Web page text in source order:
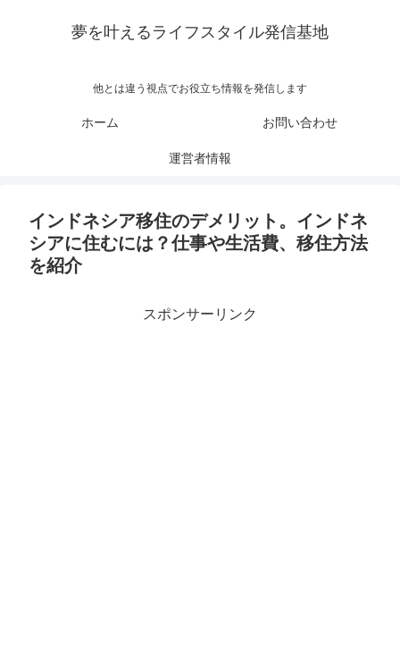
夢を叶えるライフスタイル発信基地
他とは違う視点でお役立ち情報を発信します
ホーム お問い合わせ
運営者情報
インドネシア移住のデメリット。インドネ
シアに住むには？仕事や生活費、移住方法
を紹介
スポンサーリンク